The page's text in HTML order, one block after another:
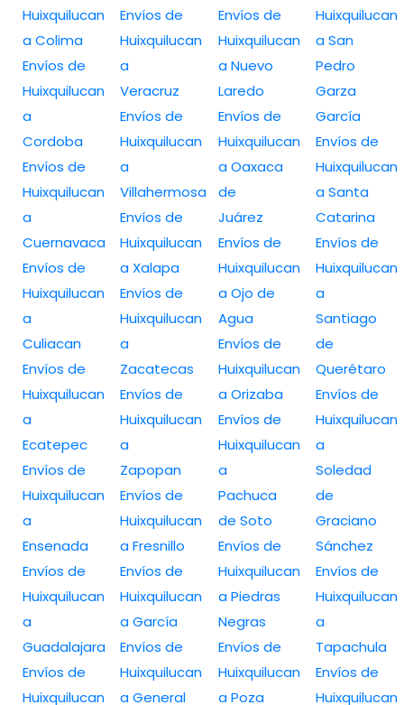
Huixquilucan
a Colima
Envíos de
Huixquilucan
a
Cordoba
Envíos de
Huixquilucan
a
Cuernavaca
Envíos de
Huixquilucan
a
Culiacan
Envíos de
Huixquilucan
a
Ecatepec
Envíos de
Huixquilucan
a
Ensenada
Envíos de
Huixquilucan
a
Guadalajara
Envíos de
Huixquilucan
Envíos de
Huixquilucan
a
Veracruz
Envíos de
Huixquilucan
a
Villahermosa
Envíos de
Huixquilucan
a Xalapa
Envíos de
Huixquilucan
a
Zacatecas
Envíos de
Huixquilucan
a
Zapopan
Envíos de
Huixquilucan
a Fresnillo
Envíos de
Huixquilucan
a García
Envíos de
Huixquilucan
a General
Envíos de
Huixquilucan
a Nuevo
Laredo
Envíos de
Huixquilucan
a Oaxaca
de
Juárez
Envíos de
Huixquilucan
a Ojo de
Agua
Envíos de
Huixquilucan
a Orizaba
Envíos de
Huixquilucan
a
Pachuca
de Soto
Envíos de
Huixquilucan
a Piedras
Negras
Envíos de
Huixquilucan
a Poza
Huixquilucan
a San
Pedro
Garza
García
Envíos de
Huixquilucan
a Santa
Catarina
Envíos de
Huixquilucan
a
Santiago
de
Querétaro
Envíos de
Huixquilucan
a
Soledad
de
Graciano
Sánchez
Envíos de
Huixquilucan
a
Tapachula
Envíos de
Huixquilucan